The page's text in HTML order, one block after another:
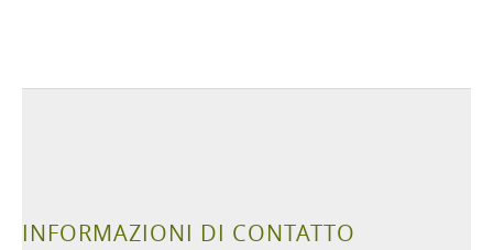
INFORMAZIONI DI CONTATTO